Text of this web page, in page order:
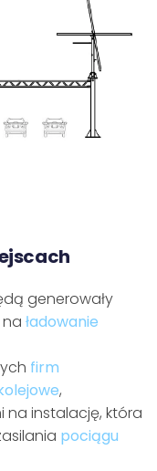
generowały
ładowanie
firm
,
na instalację, która
pociągu